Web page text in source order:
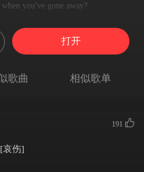
you've gone away?
that I felt that day
感知到的一切
never without you
you would always be
I'm hid underneath
段悄悄藏入心里
打开
歌曲 相似歌单
191
哀伤]